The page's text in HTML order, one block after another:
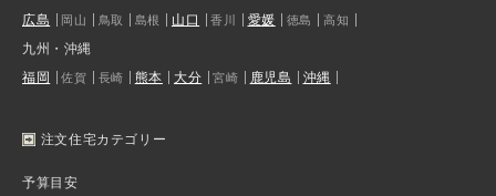
広島
岡山 鳥取 島根 山口 香川 愛媛 徳島 高知
九州・沖縄
福岡
佐賀 長崎 熊本 大分 宮崎 鹿児島 沖縄
注文住宅カテゴリー
予算目安